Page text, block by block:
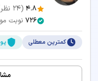
4.8
(
24
726 نوبت
کمترین معطلی